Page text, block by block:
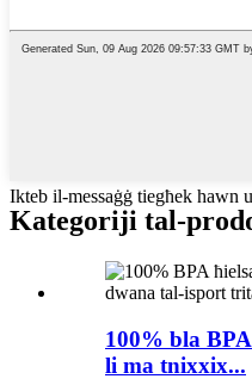
Ikteb il-messaġġ tiegħek hawn
Kategoriji tal-
100% bla
li ma tnixxix...